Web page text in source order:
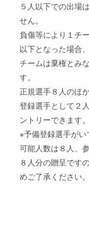
５人以下での出場
せん。
負傷等により１チ
以下となった場合
チームは棄権とみ
す。
正規選手８人のほ
登録選手として２
ントリーできます。
※予備登録選手が
可能人数は８人、
８人分の贈呈です
めご了承ください。